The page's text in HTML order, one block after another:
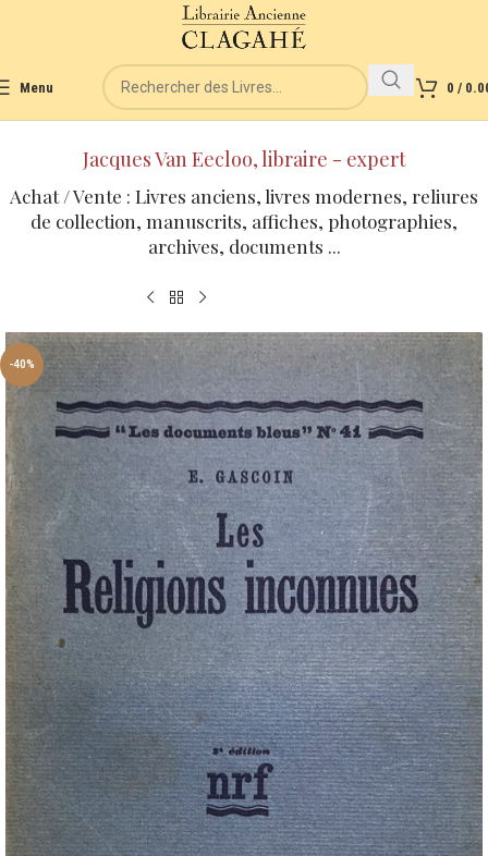
Menu 0 /
Jacques Van Eecloo, libraire - expert
Achat / Vente : Livres anciens, livres modernes, reliures
de collection, manuscrits, affiches, photographies,
archives, documents ...
-40%